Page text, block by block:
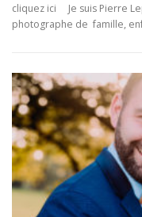
cliquez ici Je suis Pierre
photographe de famille,